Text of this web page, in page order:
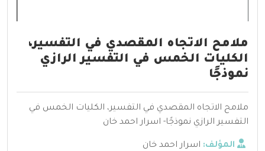
ملامح الاتجاه المقصدي في التفسير،
الكليات الخمس في التفسير الرازي
نموذجًا
ملامح الاتجاه المقصدي في التفسير، الكليات الخمس في
التفسير الرازي نموذجًا- اسرار احمد خان
المؤلف: اسرار احمد خان